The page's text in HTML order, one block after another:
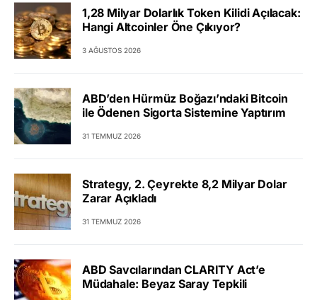
1,28 Milyar Dolarlık Token Kilidi Açılacak:
Hangi Altcoinler Öne Çıkıyor?
3 AĞUSTOS 2026
ABD’den Hürmüz Boğazı’ndaki Bitcoin
ile Ödenen Sigorta Sistemine Yaptırım
31 TEMMUZ 2026
Strategy, 2. Çeyrekte 8,2 Milyar Dolar
Zarar Açıkladı
31 TEMMUZ 2026
ABD Savcılarından CLARITY Act’e
Müdahale: Beyaz Saray Tepkili